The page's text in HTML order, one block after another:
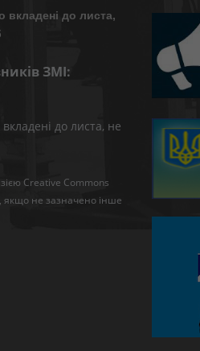
вкладені до листа,
ЗМІ:
до листа, не
Creative Commons
, якщо не зазначено інше